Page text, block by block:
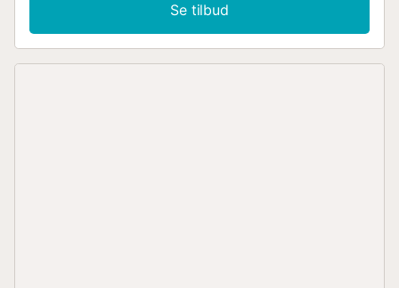
Se tilbud